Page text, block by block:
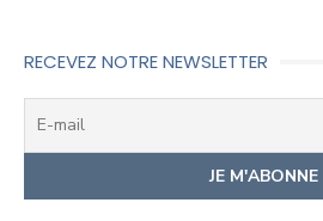
RECEVEZ NOTRE NEWSLETTER